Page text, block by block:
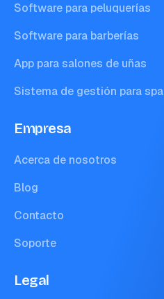
Software para peluquerías
Software para barberías
App para salones de uñas
Sistema de gestión para spa
Empresa
Acerca de nosotros
Blog
Contacto
Soporte
Legal